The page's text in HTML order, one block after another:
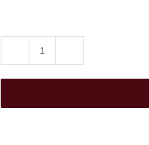
Rucksack